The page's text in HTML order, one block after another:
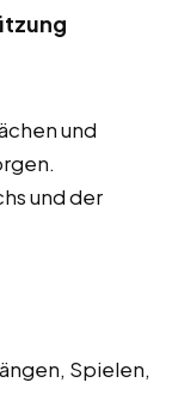
und
und der
Spielen,